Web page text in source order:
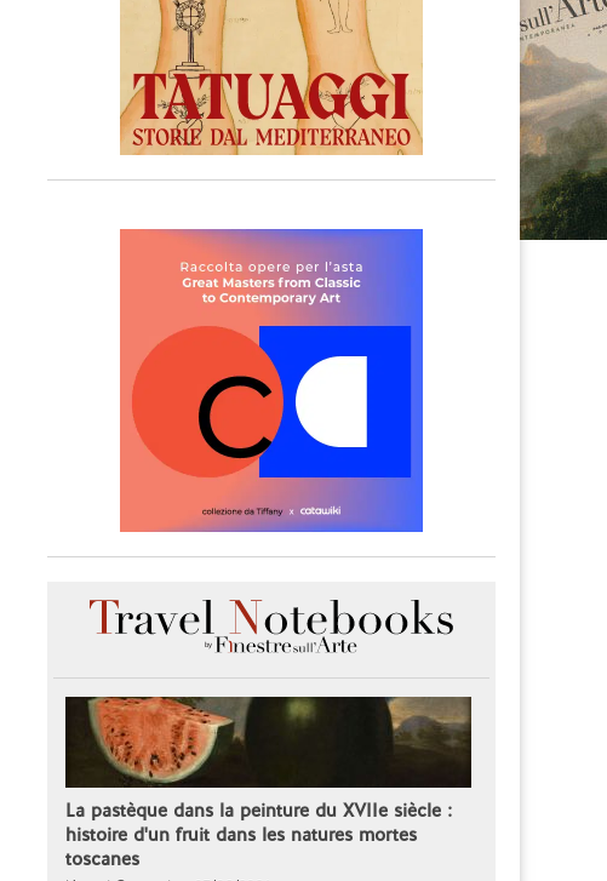
La pastèque dans la peinture du XVIIe siècle :
histoire d'un fruit dans les natures mortes
toscanes